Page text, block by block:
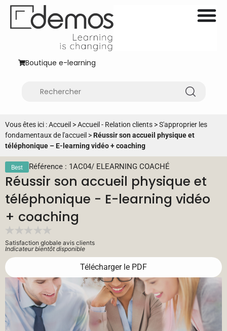
Boutique e-learning
Vous êtes ici :Accueil >Accueil - Relation clients >S'approprier les
fondamentaux de l'accueil >Réussir son accueil physique et
téléphonique – E-learning vidéo + coaching
Best Référence : 1AC04/ ELEARNING COACHÉ
Réussir son accueil physique et
téléphonique - E-learning vidéo
+ coaching
Satisfaction globale avis clients
Indicateur bientôt disponible
Télécharger le PDF